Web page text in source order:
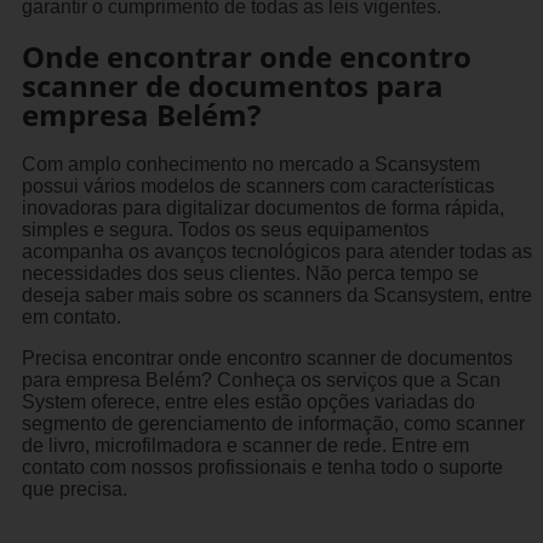
garantir o cumprimento de todas as leis vigentes.
Onde encontrar onde encontro
scanner de documentos para
empresa Belém?
Com amplo conhecimento no mercado a Scansystem
possui vários modelos de scanners com características
inovadoras para digitalizar documentos de forma rápida,
simples e segura. Todos os seus equipamentos
acompanha os avanços tecnológicos para atender todas as
necessidades dos seus clientes. Não perca tempo se
deseja saber mais sobre os scanners da Scansystem, entre
em contato.
Precisa encontrar onde encontro scanner de documentos
para empresa Belém? Conheça os serviços que a Scan
System oferece, entre eles estão opções variadas do
segmento de gerenciamento de informação, como scanner
de livro, microfilmadora e scanner de rede. Entre em
contato com nossos profissionais e tenha todo o suporte
que precisa.